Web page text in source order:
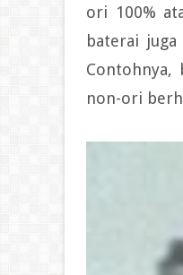
ori 100%
baterai
Contohnya,
non-ori